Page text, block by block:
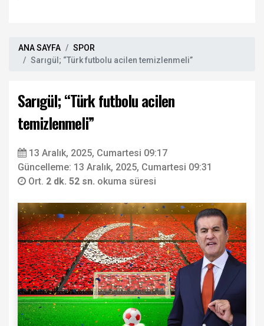
ANA SAYFA
SPOR
Sarıgül; “Türk futbolu acilen temizlenmeli”
Sarıgül; “Türk futbolu acilen
temizlenmeli”
13 Aralık, 2025, Cumartesi 09:17
Güncelleme: 13 Aralık, 2025, Cumartesi 09:31
Ort. 2 dk. 52 sn. okuma süresi